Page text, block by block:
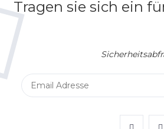
Tragen sie sich ein